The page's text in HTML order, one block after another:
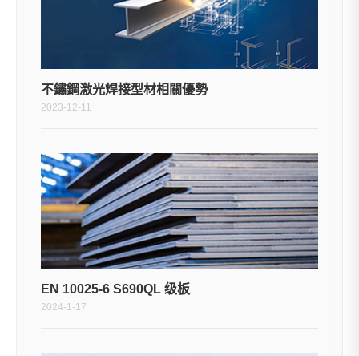
不鏽鋼激光焊接型材相關優勢
2023-12-11
EN 10025-6 S690QL 级板
2024-1-17